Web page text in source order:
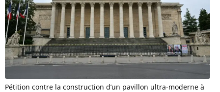
Pétition contre la construction d’un pavillon ultra-moderne à